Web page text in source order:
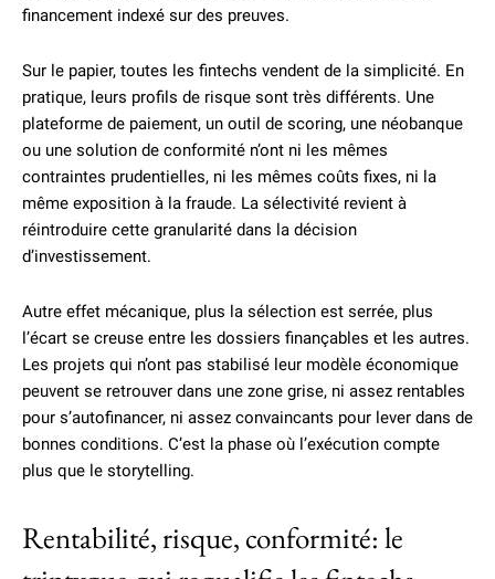
financement indexé sur des preuves.
Sur le papier, toutes les fintechs vendent de la simplicité. En
pratique, leurs profils de risque sont très différents. Une
plateforme de paiement, un outil de scoring, une néobanque
ou une solution de conformité n’ont ni les mêmes
contraintes prudentielles, ni les mêmes coûts fixes, ni la
même exposition à la fraude. La sélectivité revient à
réintroduire cette granularité dans la décision
d’investissement.
Autre effet mécanique, plus la sélection est serrée, plus
l’écart se creuse entre les dossiers finançables et les autres.
Les projets qui n’ont pas stabilisé leur modèle économique
peuvent se retrouver dans une zone grise, ni assez rentables
pour s’autofinancer, ni assez convaincants pour lever dans de
bonnes conditions. C’est la phase où l’exécution compte
plus que le storytelling.
Rentabilité, risque, conformité: le